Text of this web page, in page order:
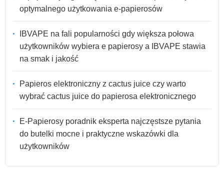
optymalnego użytkowania e-papierosów
IBVAPE na fali popularności gdy większa połowa
użytkowników wybiera e papierosy a IBVAPE stawia
na smak i jakość
Papieros elektroniczny z cactus juice czy warto
wybrać cactus juice do papierosa elektronicznego
E-Papierosy poradnik eksperta najczęstsze pytania
do butelki mocne i praktyczne wskazówki dla
użytkowników